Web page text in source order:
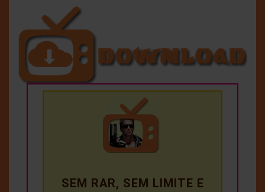
SEM RAR, SEM LIMITE E